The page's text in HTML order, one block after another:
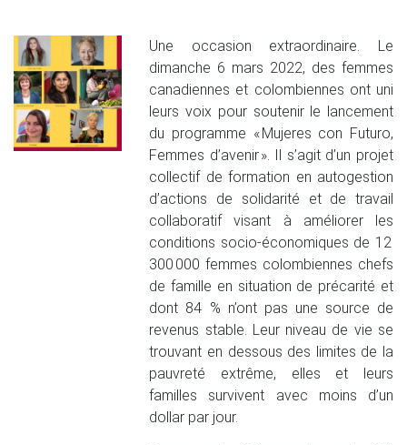
Une occasion extraordinaire. Le
dimanche 6 mars 2022, des femmes
canadiennes et colombiennes ont uni
leurs voix pour soutenir le lancement
du programme « Mujeres con Futuro,
Femmes d’avenir ». Il s’agit d’un projet
collectif de formation en autogestion
d’actions de solidarité et de travail
collaboratif visant à améliorer les
conditions socio-économiques de 12
300 000 femmes colombiennes chefs
de famille en situation de précarité et
dont 84 % n’ont pas une source de
revenus stable. Leur niveau de vie se
trouvant en dessous des limites de la
pauvreté extrême, elles et leurs
familles survivent avec moins d’un
dollar par jour.